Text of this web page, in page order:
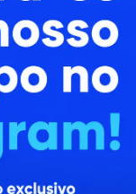
Enviar Dica